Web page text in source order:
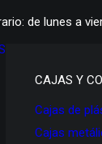
de lunes a
CAJAS Y
Cajas de
Cajas